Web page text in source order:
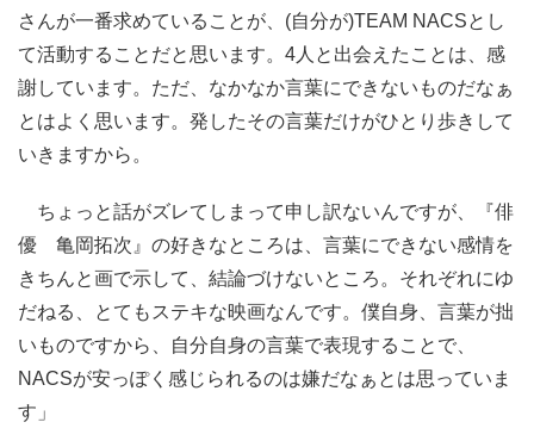
さんが一番求めていることが、(自分が)TEAM NACSとし
て活動することだと思います。4人と出会えたことは、感
謝しています。ただ、なかなか言葉にできないものだなぁ
とはよく思います。発したその言葉だけがひとり歩きして
いきますから。
ちょっと話がズレてしまって申し訳ないんですが、『俳
優 亀岡拓次』の好きなところは、言葉にできない感情を
きちんと画で示して、結論づけないところ。それぞれにゆ
だねる、とてもステキな映画なんです。僕自身、言葉が拙
いものですから、自分自身の言葉で表現することで、
NACSが安っぽく感じられるのは嫌だなぁとは思っていま
す」